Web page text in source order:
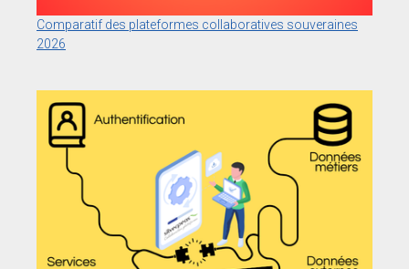
Comparatif des plateformes collaboratives souveraines
2026